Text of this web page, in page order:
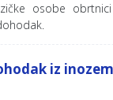
osobe
iz